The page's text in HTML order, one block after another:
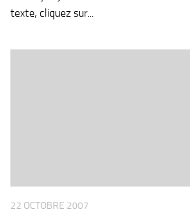
texte, cliquez sur...
22 OCTOBRE 2007